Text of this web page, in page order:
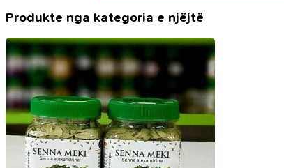
wihtening
-
Kolagjen
Instant
krem
zbardhues
Produkte nga kategoria e njëjtë